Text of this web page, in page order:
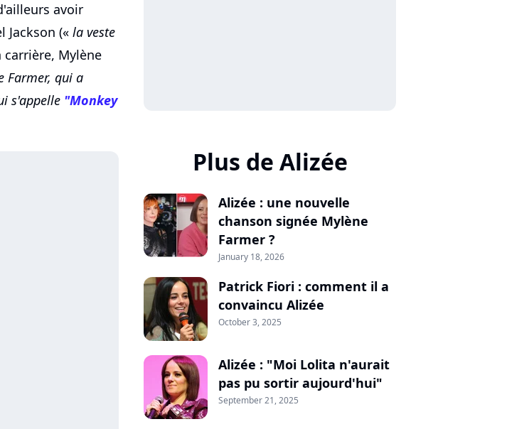
avoir
Jackson (« la veste
carrière, Mylène
Farmer, qui a
s'appelle "Monkey
Plus de Alizée
Alizée : une nouvelle
chanson signée Mylène
Farmer ?
January 18, 2026
Patrick Fiori : comment il a
convaincu Alizée
October 3, 2025
Alizée : "Moi Lolita n'aurait
pas pu sortir aujourd'hui"
September 21, 2025